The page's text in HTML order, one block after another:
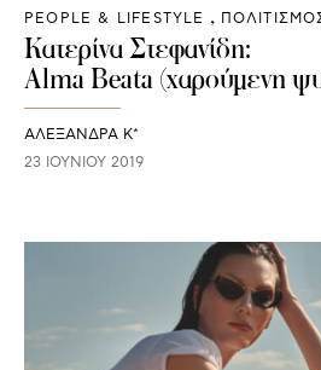
PEOPLE & LIFESTYLE
Κατερίνα Στεφανίδη:
Alma Beata (χαρούμενη
ΑΛΕΞΑΝΔΡΑ Κ*
23 ΙΟΥΝΊΟΥ 2019